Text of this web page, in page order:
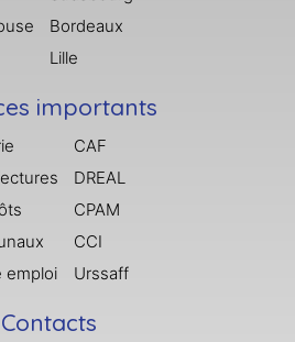
Bordeaux
Lille
importants
emploi
CAF
DREAL
CPAM
CCI
Urssaff
Contacts